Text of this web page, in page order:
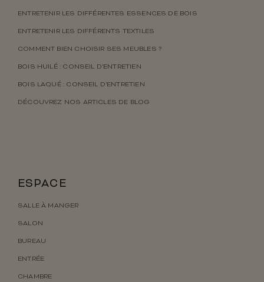
ENTRETENIR LES DIFFÉRENTES ESSENCES DE BOIS
ENTRETENIR LES DIFFÉRENTS TEXTILES
COMMENT BIEN CHOISIR SES MEUBLES ?
BOIS HUILÉ : CONSEIL D’ENTRETIEN
BOIS LAQUÉ : CONSEIL D’ENTRETIEN
DÉCOUVREZ NOS ARTICLES DE BLOG
ESPACE
SALLE À MANGER
SALON
BUREAU
ENTRÉE
CHAMBRE